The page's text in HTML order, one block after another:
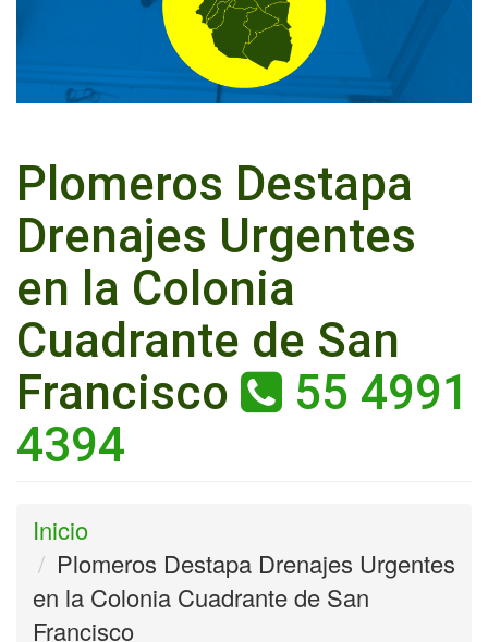
Plomeros Destapa
Drenajes Urgentes
en la Colonia
Cuadrante de San
Francisco
55 4991
4394
Inicio
Plomeros Destapa Drenajes Urgentes
en la Colonia Cuadrante de San
Francisco